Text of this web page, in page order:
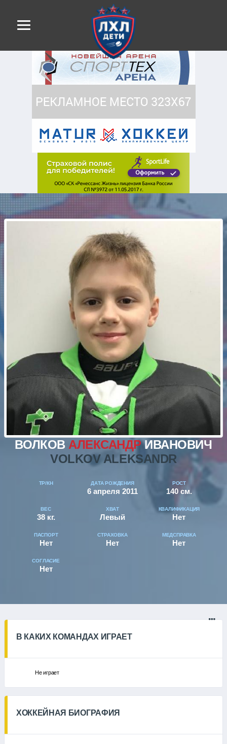
ВОЛКОВ АЛЕКСАНДРИВАНОВИЧ
VOLKOV ALEKSANDR
ТР/КН ДАТА РОЖДЕНИЯ
6 апреля 2011
РОСТ
140 см.
ВЕС
38 кг.
ХВАТ
Левый
КВАЛИФИКАЦИЯ
Нет
ПАСПОРТ
Нет
СТРАХОВКА
Нет
МЕДСПРАВКА
Нет
СОГЛАСИЕ
Нет
В КАКИХ КОМАНДАХ ИГРАЕТ
Не играет
ХОККЕЙНАЯ БИОГРАФИЯ